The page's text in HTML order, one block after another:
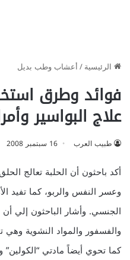
الرئيسية/أعشاب وطب بديل
فوائد وطرق
علاج البواسير
طبيب العرب 16 سبتمبر 2008
أكد باحثون أن الحلبة تعالج
وعسر النفس والربو، كما تفيد
الجنسي. وأشار الباحثون إلي أن
والفسفور والمواد النشوية
كما تحوي أيضاً مادتي “الكولين”